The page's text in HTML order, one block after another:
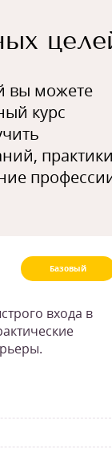
вы можете
курс
Базовый
входа в